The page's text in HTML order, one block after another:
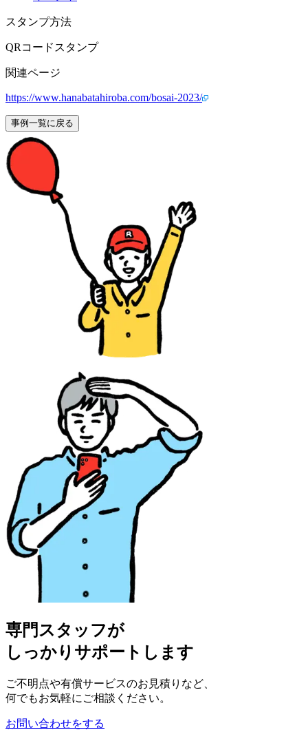
スタンプ方法
QRコードスタンプ
関連ページ
https://www.hanabatahiroba.com/bosai-2023/
事例一覧に戻る
専門スタッフが
しっかりサポートします
ご不明点や有償サービスのお見積りなど、
何でもお気軽にご相談ください。
お問い合わせをする